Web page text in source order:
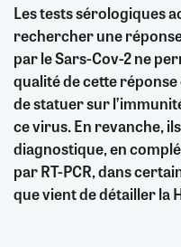
Les tests sérologiques
rechercher une
par le Sars-Cov-2 ne
qualité de cette
de statuer sur
ce virus. En revanche,
diagnostique, en
par RT-PCR, dans
que vient de détailler la